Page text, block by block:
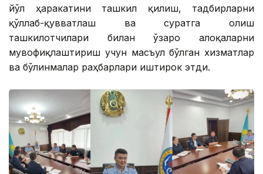
йўл ҳаракатини ташкил қилиш, тадбирларни
қўллаб-қувватлаш ва суратга олиш
ташкилотчилари билан ўзаро алоқаларни
мувофиқлаштириш учун масъул бўлган хизматлар
ва бўлинмалар раҳбарлари иштирок этди.